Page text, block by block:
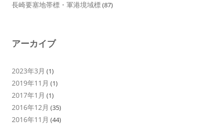
長崎要塞地帯標・軍港境域標(87)
アーカイブ
2023年3月 (1)
2019年11月 (1)
2017年1月 (1)
2016年12月 (35)
2016年11月 (44)